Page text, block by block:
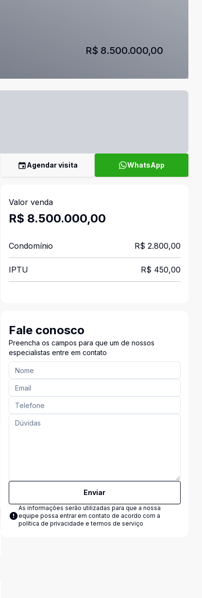
R$ 8.500.000,00
Agendar visita WhatsApp
Valor venda
R$ 8.500.000,00
Condomínio R$ 2.800,00
IPTU R$ 450,00
Fale conosco
Preencha os campos para que um de nossos
especialistas entre em contato
Enviar
As informações serão utilizadas para que a nossa
equipe possa entrar em contato de acordo com a
política de privacidade e termos de serviço